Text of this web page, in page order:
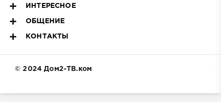
ИНТЕРЕСНОЕ
ОБЩЕНИЕ
КОНТАКТЫ
© 2024 Дом2-ТВ.ком